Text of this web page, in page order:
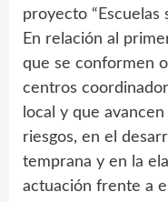
proyecto “Escuelas
En relación al
que se conformen
centros
local y que
riesgos, en el
temprana y en la
actuación frente a